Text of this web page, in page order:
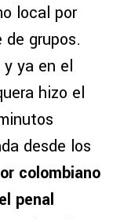
local por
grupos.
y ya en el
hizo el
desde los
colombiano
penal